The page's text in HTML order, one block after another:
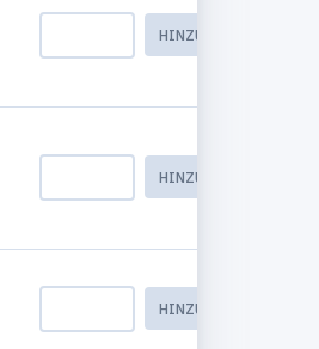
HINZUFÜGEN
HINZUFÜGEN
HINZUFÜGEN